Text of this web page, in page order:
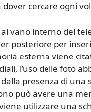
cercare ogni
vano interno del
posteriore per
esterna viene
l’uso delle foto
presenza di una
può avere una
utilizzare una